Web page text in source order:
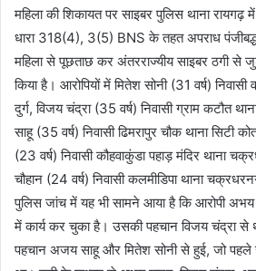
महिला की शिकायत पर साइबर पुलिस थाना
धारा 318(4), 3(5) BNS के तहत अपराध
महिला से पूछताछ कर अंतरराज्यीय साइबर ठगी से
किया है। आरोपियों में मितेश सोनी (31 वर्ष)
दुर्ग, विजय चंद्रा (35 वर्ष) निवासी ग्राम कटौत
साहू (35 वर्ष) निवासी ढिमरापुर चौक थाना सिटी
(23 वर्ष) निवासी कौहवाकुंडा पहाड़ मंदिर थाना
चौहान (24 वर्ष) निवासी कलमीडिपा थाना
पुलिस जांच में यह भी सामने आया है कि आरोपी
में कार्य कर चुका है। उसकी पहचान विजय चंद्रा से
पहचान अजय साहू और मितेश सोनी से हुई, जो